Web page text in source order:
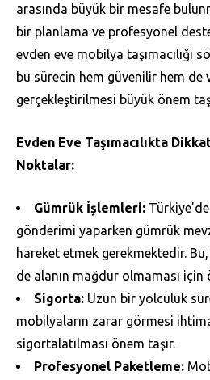
arasında büyük bir mesafe
bir planlama ve profesyonel
evden eve mobilya taşımacılığı
bu sürecin hem güvenilir hem de
gerçekleştirilmesi büyük önem
Evden Eve Taşımacılıkta
Noktalar:
Gümrük İşlemleri:
gönderimi yaparken gümrük
hareket etmek gerekmektedir.
de alanın mağdur olmaması için
Sigorta: Uzun bir yolculuk
mobilyaların zarar görmesi
sigortalatılması önem taşır.
Profesyonel Paketleme: